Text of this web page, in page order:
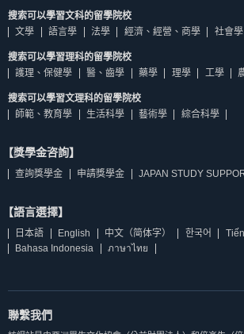
搜索可以學習文科的留學院校
文學
語言學 法學 經濟、經營、商學 社會學
搜索可以學習理科的留學院校
護理、保健學
醫、齒學 藥學 理學 工學
搜索可以學習文理科的留學院校
師範、教育學
生活科學 藝術學 綜合科學
【獎學金咨詢】
查詢獎學金 申請獎學金 JAPAN STUDY
【語言選擇】
日本語 English 中文（简体字） 한국어
Bahasa Indonesia
ภาษาไทย
聯繫我們